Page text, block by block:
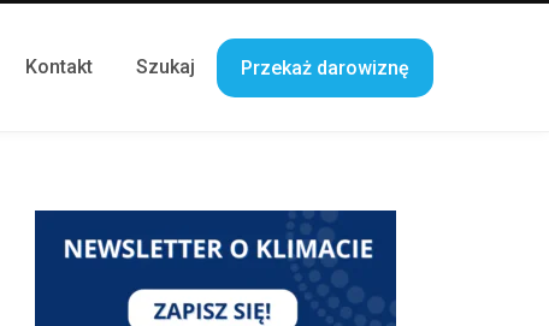
Kontakt Szukaj Przekaż darowiznę